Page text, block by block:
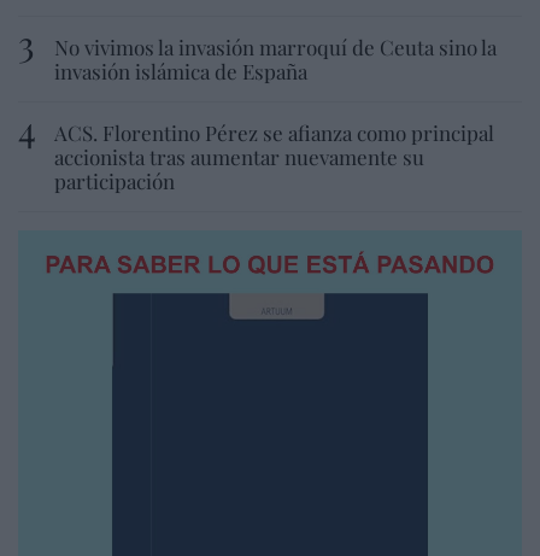
No vivimos la invasión marroquí de Ceuta sino la
invasión islámica de España
ACS. Florentino Pérez se afianza como principal
accionista tras aumentar nuevamente su
participación